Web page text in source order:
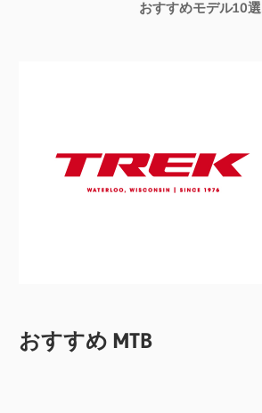
おすすめモデル10選
おすすめ MTB